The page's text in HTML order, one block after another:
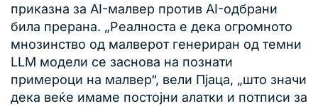
приказна за AI-малвер против AI-одбрани
била прерана. „Реалноста е дека огромното
мнозинство од малверот генериран од темни
LLM модели се заснова на познати
примероци на малвер“, вели Пјаца, „што значи
дека веќе имаме постојни алатки и потписи за